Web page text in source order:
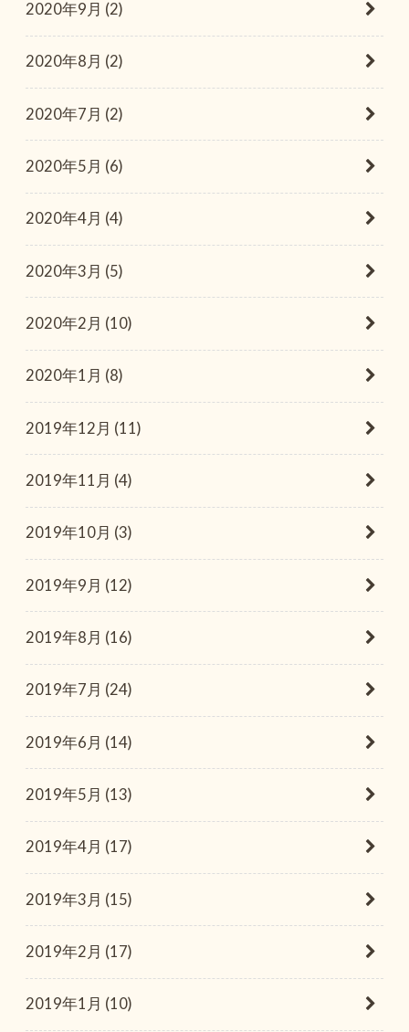
2020年9月 (2)
2020年8月 (2)
2020年7月 (2)
2020年5月 (6)
2020年4月 (4)
2020年3月 (5)
2020年2月 (10)
2020年1月 (8)
2019年12月 (11)
2019年11月 (4)
2019年10月 (3)
2019年9月 (12)
2019年8月 (16)
2019年7月 (24)
2019年6月 (14)
2019年5月 (13)
2019年4月 (17)
2019年3月 (15)
2019年2月 (17)
2019年1月 (10)